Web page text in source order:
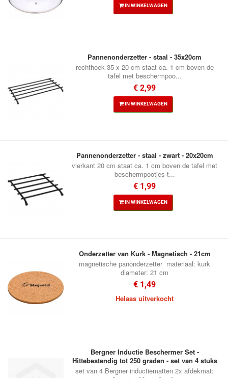
IN WINKELWAGEN
Pannenonderzetter - staal - 35x20cm
rechthoek 35 x 20 cm staat ca. 1 cm boven de
tafel met beschermpoo...
€ 2,99
IN WINKELWAGEN
Pannenonderzetter - staal - zwart - 20x20cm
vierkant 20 cm staat ca. 1 cm boven de tafel met
beschermpootjes t...
€ 1,99
IN WINKELWAGEN
Onderzetter van Kurk - Magnetisch - 21cm
magnetische panonderzetter materiaal: kurk
diameter: 21 cm
€ 1,49
Helaas uitverkocht
Bergner Inductie Beschermer Set -
Hittebestendig tot 250 graden - set van 4 stuks
set van 4 Bergner inductiematten 2x afdekmat: